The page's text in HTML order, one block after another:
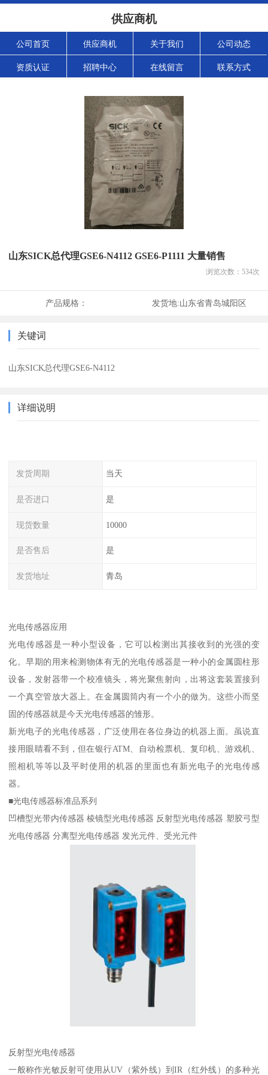
供应商机
公司首页 供应商机 关于我们 公司动态
资质认证 招聘中心 在线留言 联系方式
山东SICK总代理GSE6-N4112 GSE6-P1111 大量销售
浏览次数： 534次
产品规格： 发货地:山东省青岛城阳区
关键词
山东SICK总代理GSE6-N4112
详细说明
发货周期 当天
是否进口 是
现货数量 10000
是否售后 是
发货地址 青岛
光电传感器应用
光电传感器是一种小型设备，它可以检测出其接收到的光强的变
化。早期的用来检测物体有无的光电传感器是一种小的金属圆柱形
设备，发射器带一个校准镜头，将光聚焦射向，出将这套装置接到
一个真空管放大器上。在金属圆筒内有一个小的做为。这些小而坚
固的传感器就是今天光电传感器的雏形。
新光电子的光电传感器，广泛使用在各位身边的机器上面。虽说直
接用眼睛看不到，但在银行ATM、自动检票机、复印机、游戏机、
照相机等等以及平时使用的机器的里面也有新光电子的光电传感
器。
■光电传感器标准品系列
凹槽型光带内传感器 棱镜型光电传感器 反射型光电传感器 塑胶弓型
光电传感器 分离型光电传感器 发光元件、受光元件
反射型光电传感器
一般称作光敏反射可使用从UV（紫外线）到IR（红外线）的多种光